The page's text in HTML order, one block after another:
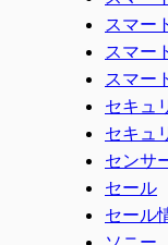
スマー
スマー
スマー
セキュ
セキュ
センサ
セール
セール
ソニー